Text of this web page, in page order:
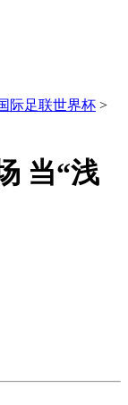
际足联世界杯 >
当“浅